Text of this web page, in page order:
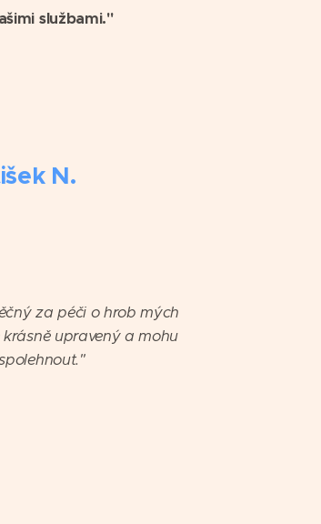
službami."
N.
za péči o hrob mých
upravený a mohu